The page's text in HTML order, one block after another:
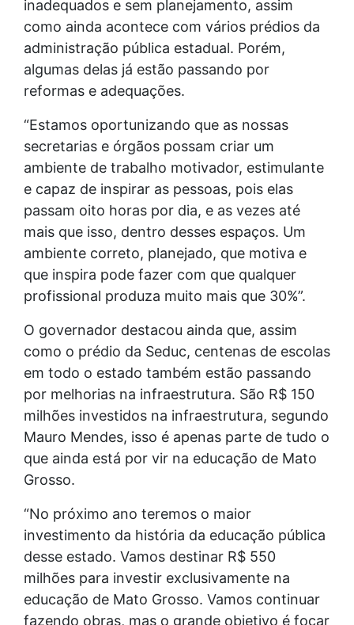
inadequados e sem planejamento, assim
como ainda acontece com vários prédios da
administração pública estadual. Porém,
algumas delas já estão passando por
reformas e adequações.
“Estamos oportunizando que as nossas
secretarias e órgãos possam criar um
ambiente de trabalho motivador, estimulante
e capaz de inspirar as pessoas, pois elas
passam oito horas por dia, e as vezes até
mais que isso, dentro desses espaços. Um
ambiente correto, planejado, que motiva e
que inspira pode fazer com que qualquer
profissional produza muito mais que 30%”.
O governador destacou ainda que, assim
como o prédio da Seduc, centenas de escolas
em todo o estado também estão passando
por melhorias na infraestrutura. São R$ 150
milhões investidos na infraestrutura, segundo
Mauro Mendes, isso é apenas parte de tudo o
que ainda está por vir na educação de Mato
Grosso.
“No próximo ano teremos o maior
investimento da história da educação pública
desse estado. Vamos destinar R$ 550
milhões para investir exclusivamente na
educação de Mato Grosso. Vamos continuar
fazendo obras, mas o grande objetivo é focar